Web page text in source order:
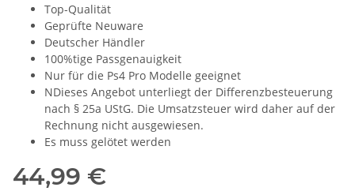
Top-Qualität
Geprüfte Neuware
Deutscher Händler
100%tige Passgenauigkeit
Nur für die Ps4 Pro Modelle geeignet
NDieses Angebot unterliegt der Differenzbesteuerung
nach § 25a UStG. Die Umsatzsteuer wird daher auf der
Rechnung nicht ausgewiesen.
Es muss gelötet werden
44,99 €